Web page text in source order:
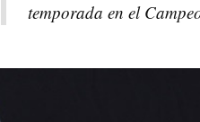
temporada en el